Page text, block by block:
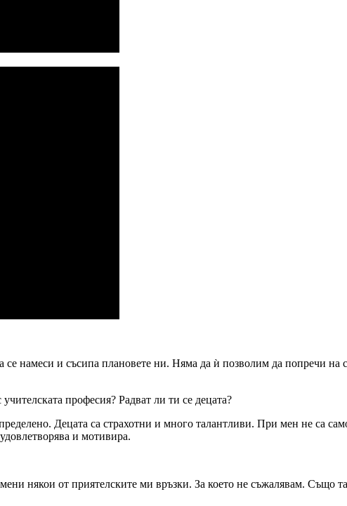
се намеси и съсипа плановете ни. Няма да ѝ позволим да попречи
професия? Радват ли ти се децата?
Децата са страхотни и много талантливи. При мен не са
и мотивира.
някои от приятелските ми връзки. За което не съжалявам. Също